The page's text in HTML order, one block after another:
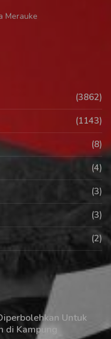
Merauke
(3862)
(1143)
(8)
(4)
(3)
(3)
(2)
Untuk
di Kampung